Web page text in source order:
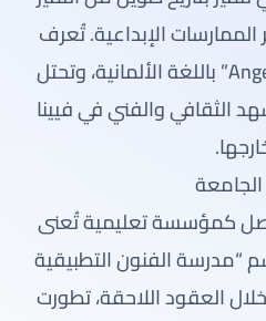
الإبداعية. تُعرف
الجامعة باسم “Angewandte” باللغة الألمانية، وتحتل
الثقافي والفني في فيينا
الجامعة
كمؤسسة تعليمية تُعنى
“مدرسة الفنون التطبيقية
العقود اللاحقة، تطورت